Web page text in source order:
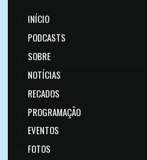
INÍCIO
PODCASTS
SOBRE
NOTÍCIAS
RECADOS
PROGRAMAÇÃO
EVENTOS
FOTOS